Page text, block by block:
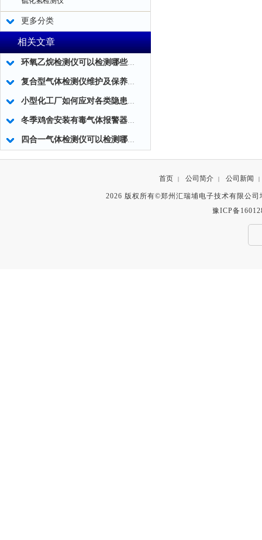
更多分类
相关文章
环氧乙烷检测仪可以检测哪些方面？
复合型气体检测仪维护及保养方法
小型化工厂如何应对各类隐患生产安全隐患
冬季鸡舍安装有毒气体报警器的必要性
四合一气体检测仪可以检测哪四种气体
首页 | 公司简介 | 公司新闻 |
2026 版权所有©郑州汇瑞埔电子技术有限公
豫ICP备